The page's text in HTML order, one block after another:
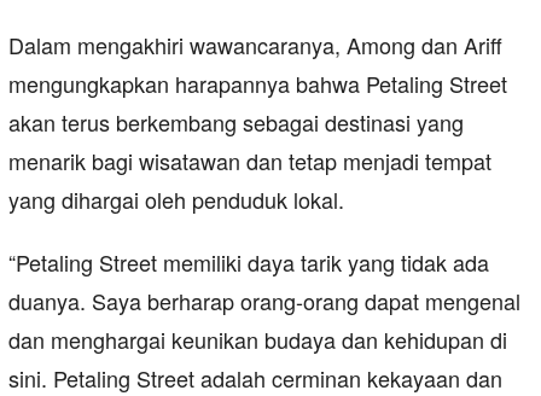
Dalam mengakhiri wawancaranya, Among dan Ariff
mengungkapkan harapannya bahwa Petaling Street
akan terus berkembang sebagai destinasi yang
menarik bagi wisatawan dan tetap menjadi tempat
yang dihargai oleh penduduk lokal.
“Petaling Street memiliki daya tarik yang tidak ada
duanya. Saya berharap orang-orang dapat mengenal
dan menghargai keunikan budaya dan kehidupan di
sini. Petaling Street adalah cerminan kekayaan dan